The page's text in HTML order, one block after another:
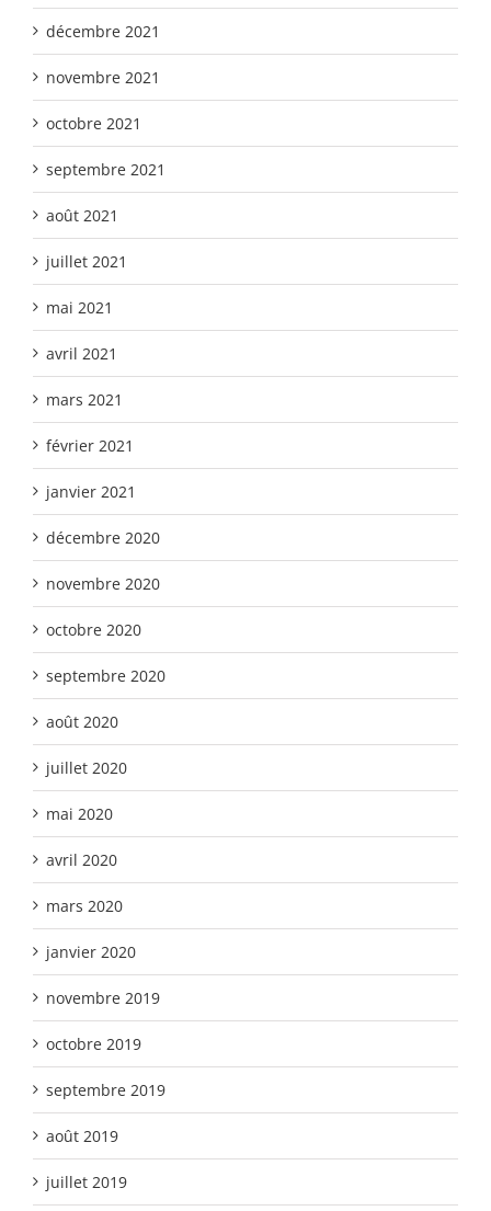
décembre 2021
novembre 2021
octobre 2021
septembre 2021
août 2021
juillet 2021
mai 2021
avril 2021
mars 2021
février 2021
janvier 2021
décembre 2020
novembre 2020
octobre 2020
septembre 2020
août 2020
juillet 2020
mai 2020
avril 2020
mars 2020
janvier 2020
novembre 2019
octobre 2019
septembre 2019
août 2019
juillet 2019